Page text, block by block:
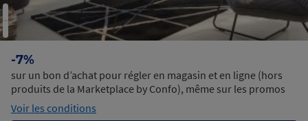
-7%
sur un bon d’achat pour régler en magasin et en ligne (hors
produits de la Marketplace by Confo), même sur les promos
Voir les conditions